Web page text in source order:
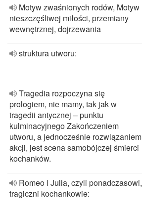
Motyw zwaśnionych rodów, Motyw
nieszczęśliwej miłości, przemiany
wewnętrznej, dojrzewania
struktura utworu:
Tragedia rozpoczyna się
prologiem, nie mamy, tak jak w
tragedii antycznej – punktu
kulminacyjnego Zakończeniem
utworu, a jednocześnie rozwiązaniem
akcji, jest scena samobójczej śmierci
kochanków.
Romeo i Julia, czyli ponadczasowi,
tragiczni kochankowie: